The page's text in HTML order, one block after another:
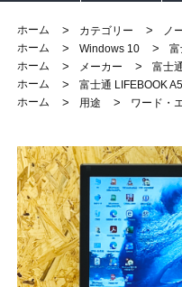
ホーム > カテゴリー > ノ
ホーム
> Windows 10 >
富
ホーム
> メーカー > 富士
ホーム
>
富士通 LIFEBOOK
ホーム
> 用途 > ワード・